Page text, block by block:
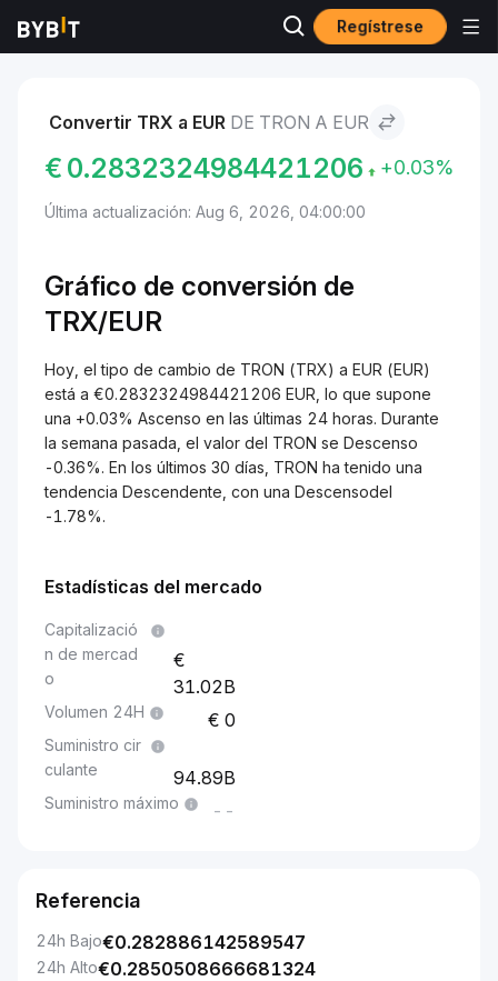
Regístrese
Mercados TRON to EUR
Convertir TRX a EUR DE TRON A EUR
€ 0.2832324984421206 +0.03%
Última actualización: Aug 6, 2026, 04:00:00
Gráfico de conversión de
TRX/EUR
Hoy, el tipo de cambio de TRON (TRX) a EUR (EUR)
está a €0.2832324984421206 EUR, lo que supone
una +0.03% Ascenso en las últimas 24 horas. Durante
la semana pasada, el valor del TRON se Descenso
-0.36%. En los últimos 30 días, TRON ha tenido una
tendencia Descendente, con una Descensodel
-1.78%.
Estadísticas del mercado
Capitalizació
n de mercad
o
31.02B
Volumen 24H 0
Suministro cir
culante
94.89B
Suministro máximo --
Referencia
24h Bajo€0.282886142589547
24h Alto€0.2850508666681324